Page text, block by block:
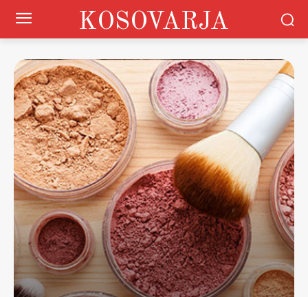
KOSOVARJA